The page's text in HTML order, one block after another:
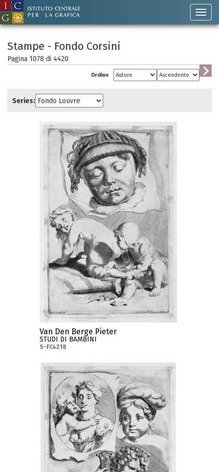
Stampe - Fondo Corsini
Pagina 1078 di 4420
Ordine
Series:
Van Den Berge Pieter
STUDI DI BAMBINI
S-FC4218